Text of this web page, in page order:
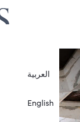
العربية
English